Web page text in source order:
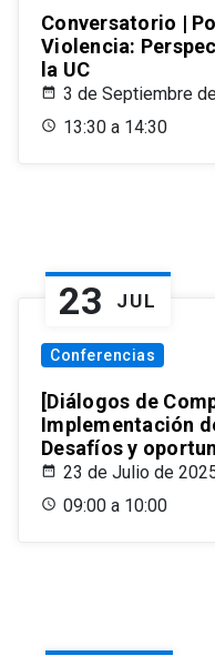
Conversatorio |
Violencia:
la UC
3 de Septiembre
13:30 a 14:30
23 JUL
Conferencias
[Diálogos de
Implementación
Desafíos y
23 de Julio de
09:00 a 10:00